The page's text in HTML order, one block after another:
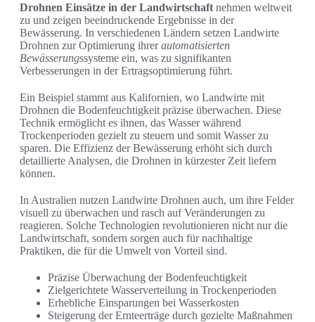
Drohnen Einsätze in der Landwirtschaft nehmen weltweit
zu und zeigen beeindruckende Ergebnisse in der
Bewässerung. In verschiedenen Ländern setzen Landwirte
Drohnen zur Optimierung ihrerautomatisierten
Bewässerungssysteme ein, was zu signifikanten
Verbesserungen in der Ertragsoptimierung führt.
Ein Beispiel stammt aus Kalifornien, wo Landwirte mit
Drohnen die Bodenfeuchtigkeit präzise überwachen. Diese
Technik ermöglicht es ihnen, das Wasser während
Trockenperioden gezielt zu steuern und somit Wasser zu
sparen. Die Effizienz der Bewässerung erhöht sich durch
detaillierte Analysen, die Drohnen in kürzester Zeit liefern
können.
In Australien nutzen Landwirte Drohnen auch, um ihre Felder
visuell zu überwachen und rasch auf Veränderungen zu
reagieren. Solche Technologien revolutionieren nicht nur die
Landwirtschaft, sondern sorgen auch für nachhaltige
Praktiken, die für die Umwelt von Vorteil sind.
Präzise Überwachung der Bodenfeuchtigkeit
Zielgerichtete Wasserverteilung in Trockenperioden
Erhebliche Einsparungen bei Wasserkosten
Steigerung der Ernteerträge durch gezielte Maßnahmen